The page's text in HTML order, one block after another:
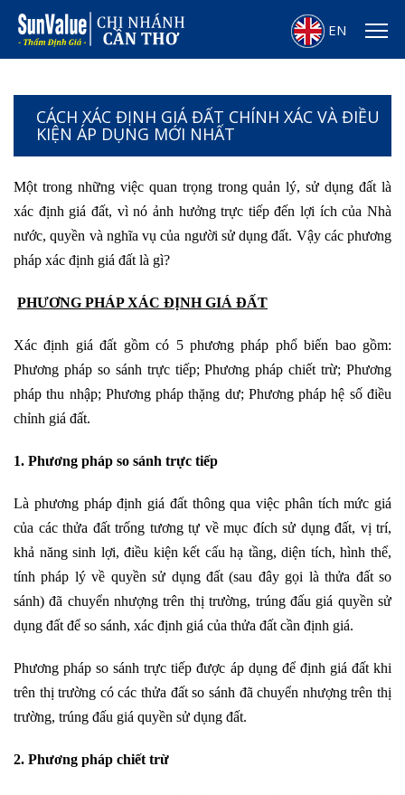
EN
CÁCH XÁC ĐỊNH GIÁ ĐẤT CHÍNH XÁC VÀ ĐIỀU
KIỆN ÁP DỤNG MỚI NHẤT
Một trong những việc quan trọng trong quản lý, sử dụng đất là
xác định giá đất, vì nó ảnh hưởng trực tiếp đến lợi ích của Nhà
nước, quyền và nghĩa vụ của người sử dụng đất. Vậy các phương
pháp xác định giá đất là gì?
PHƯƠNG PHÁP XÁC ĐỊNH GIÁ ĐẤT
Xác định giá đất gồm có 5 phương pháp phổ biến bao gồm:
Phương pháp so sánh trực tiếp; Phương pháp chiết trừ; Phương
pháp thu nhập; Phương pháp thặng dư; Phương pháp hệ số điều
chỉnh giá đất.
1. Phương pháp so sánh trực tiếp
Là phương pháp định giá đất thông qua việc phân tích mức giá
của các thửa đất trống tương tự về mục đích sử dụng đất, vị trí,
khả năng sinh lợi, điều kiện kết cấu hạ tầng, diện tích, hình thể,
tính pháp lý về quyền sử dụng đất (sau đây gọi là thửa đất so
sánh) đã chuyển nhượng trên thị trường, trúng đấu giá quyền sử
dụng đất để so sánh, xác định giá của thửa đất cần định giá.
Phương pháp so sánh trực tiếp được áp dụng để định giá đất khi
trên thị trường có các thửa đất so sánh đã chuyển nhượng trên thị
trường, trúng đấu giá quyền sử dụng đất.
2. Phương pháp chiết trừ